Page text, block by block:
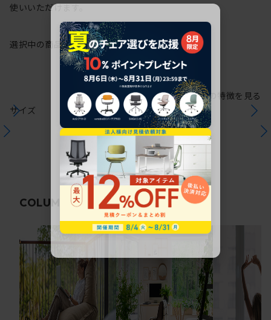
使いいただけます。
選択中の商品情報保証注意事項
サイズ
シリーズの特徴を見る
COLUMN 関連コラム